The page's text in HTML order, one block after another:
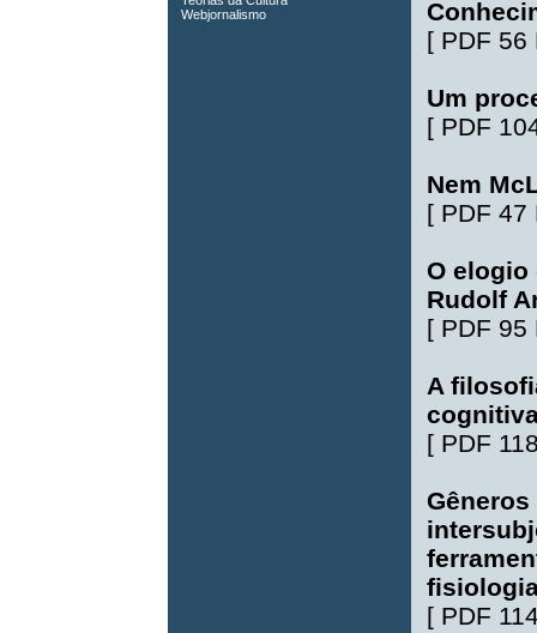
Webjornalismo
[ PDF 56
Um
[ PDF
Nem
[ PDF 47
O elogio
Rudolf
[ PDF 95
A
[ PDF
[ PDF